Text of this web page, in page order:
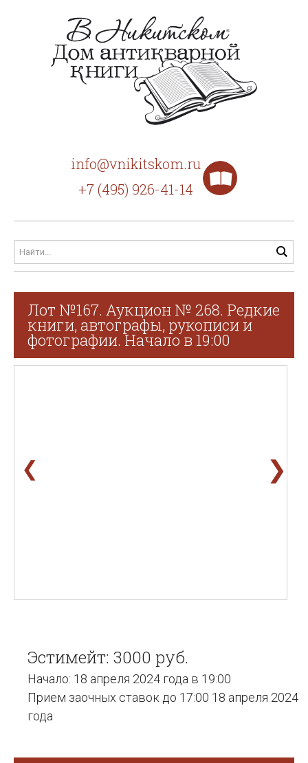
info@vnikitskom.ru
+7 (495) 926-41-14
Лот №167. Аукцион № 268. Редкие
книги, автографы, рукописи и
фотографии. Начало в 19:00
❮ ❯
Эстимейт: 3000 руб.
Начало: 18 апреля 2024 года в 19:00
Прием заочных ставок до 17:00 18 апреля 2024
года